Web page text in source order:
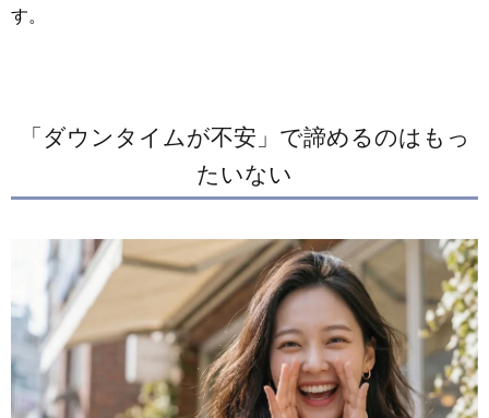
す。
「ダウンタイムが不安」で諦めるのはもっ
たいない